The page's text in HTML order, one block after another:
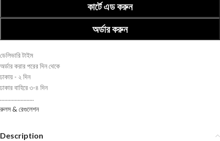
কার্টে এড করুন
অর্ডার করুন
ডেলিভারি টাইম
অর্ডার করার পরের দিন থেকে
ঢাকায় - ২ দিন
ঢাকার বাহিরে ৩-৪ দিন
.......................
রুলস & রেগুলেশন
Description